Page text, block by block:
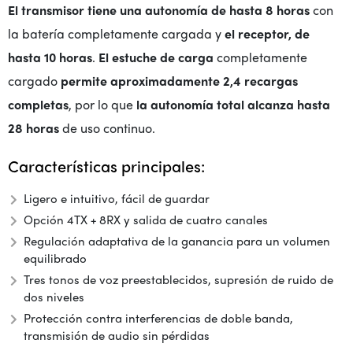
El transmisortiene una autonomía de hasta 8 horascon
la batería completamente cargada yel receptor, de
hasta 10 horas. El estuche de carga completamente
cargado permite aproximadamente 2,4 recargas
completas, por lo que la autonomía total alcanza hasta
28 horasde uso continuo.
Características principales:
Ligero e intuitivo, fácil de guardar
Opción 4TX + 8RX y salida de cuatro canales
Regulación adaptativa de la ganancia para un volumen
equilibrado
Tres tonos de voz preestablecidos, supresión de ruido de
dos niveles
Protección contra interferencias de doble banda,
transmisión de audio sin pérdidas